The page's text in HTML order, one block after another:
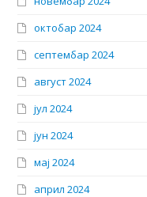
октобар 2024
септембар 2024
август 2024
јул 2024
јун 2024
мај 2024
април 2024